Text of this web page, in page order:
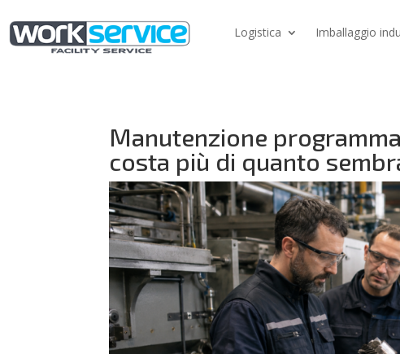
Logistica Imballaggio
Manutenzione
costa più di quanto